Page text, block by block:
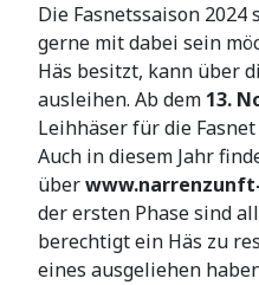
Die Fasnetssaison 2024
gerne mit dabei sein
Häs besitzt, kann über
ausleihen. Ab dem 13.
Leihhäser für die
Auch in diesem Jahr
über
der ersten Phase sind
berechtigt ein Häs zu
eines ausgeliehen